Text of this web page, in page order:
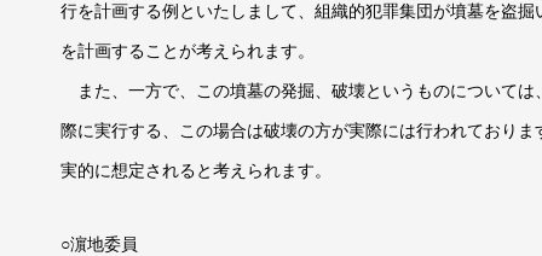
行を計画する例といたしまして、組織的犯罪集団が墳墓を盗
を計画することが考えられます。
また、一方で、この墳墓の発掘、破壊というものについて
際に実行する、この場合は破壊の方が実際には行われており
実的に想定されると考えられます。
○濵地委員